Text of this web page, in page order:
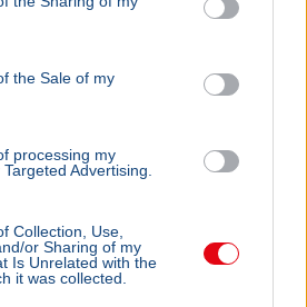
the Sale of my
processing my
Advertising.
Collection, Use,
or Sharing of my
Is Unrelated with the
it was collected.
Tragédia
a Fekete-tenger partján fekvő
KÜLFÖLD